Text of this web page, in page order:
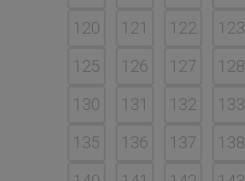
120
121 122 123
125
126 127 128
130
131 132 133
135
136 137 138